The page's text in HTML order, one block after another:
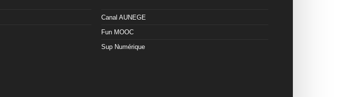
Canal AUNEGE
Fun MOOC
Sup Numérique